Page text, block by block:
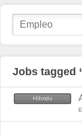
Jobs tagged
Híbrido